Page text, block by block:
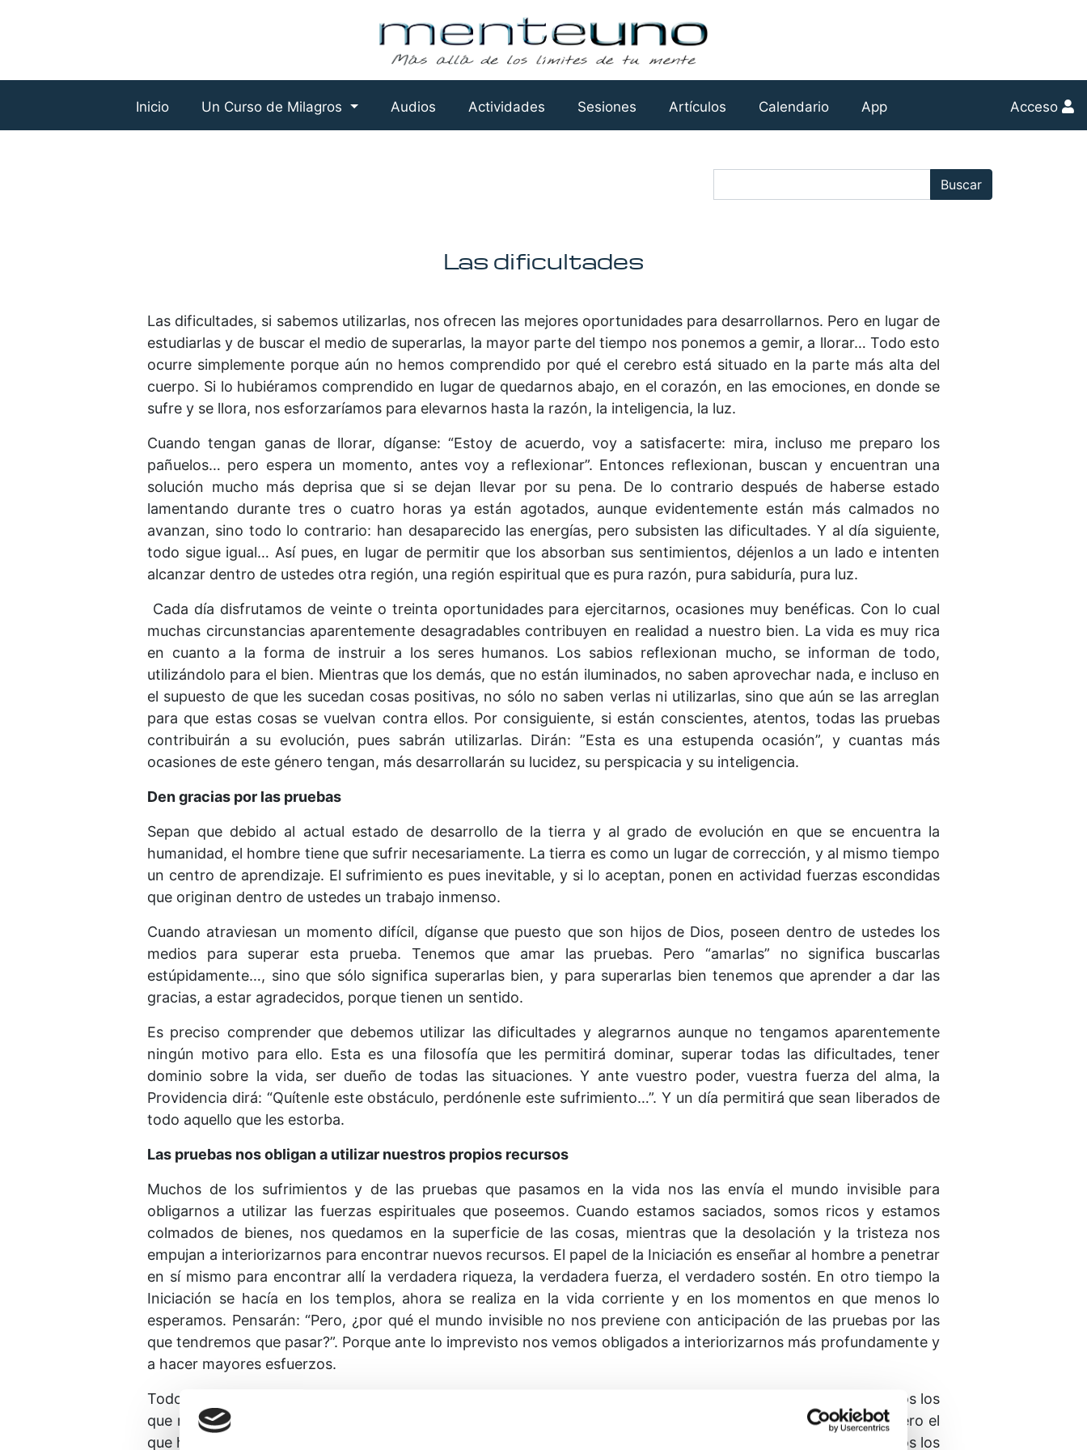
Inicio Un Curso de Milagros Audios Actividades Sesiones Artículos Calendario App Acceso
Buscar:
Buscar
Las dificultades
Las dificultades, si sabemos utilizarlas, nos ofrecen las mejores oportunidades para desarrollarnos. Pero en lugar de
estudiarlas y de buscar el medio de superarlas, la mayor parte del tiempo nos ponemos a gemir, a llorar… Todo esto
ocurre simplemente porque aún no hemos comprendido por qué el cerebro está situado en la parte más alta del
cuerpo. Si lo hubiéramos comprendido en lugar de quedarnos abajo, en el corazón, en las emociones, en donde se
sufre y se llora, nos esforzaríamos para elevarnos hasta la razón, la inteligencia, la luz.
Cuando tengan ganas de llorar, díganse: “Estoy de acuerdo, voy a satisfacerte: mira, incluso me preparo los
pañuelos… pero espera un momento, antes voy a reflexionar”. Entonces reflexionan, buscan y encuentran una
solución mucho más deprisa que si se dejan llevar por su pena. De lo contrario después de haberse estado
lamentando durante tres o cuatro horas ya están agotados, aunque evidentemente están más calmados no
avanzan, sino todo lo contrario: han desaparecido las energías, pero subsisten las dificultades. Y al día siguiente,
todo sigue igual… Así pues, en lugar de permitir que los absorban sus sentimientos, déjenlos a un lado e intenten
alcanzar dentro de ustedes otra región, una región espiritual que es pura razón, pura sabiduría, pura luz.
Cada día disfrutamos de veinte o treinta oportunidades para ejercitarnos, ocasiones muy benéficas. Con lo cual
muchas circunstancias aparentemente desagradables contribuyen en realidad a nuestro bien. La vida es muy rica
en cuanto a la forma de instruir a los seres humanos. Los sabios reflexionan mucho, se informan de todo,
utilizándolo para el bien. Mientras que los demás, que no están iluminados, no saben aprovechar nada, e incluso en
el supuesto de que les sucedan cosas positivas, no sólo no saben verlas ni utilizarlas, sino que aún se las arreglan
para que estas cosas se vuelvan contra ellos. Por consiguiente, si están conscientes, atentos, todas las pruebas
contribuirán a su evolución, pues sabrán utilizarlas. Dirán: ”Esta es una estupenda ocasión”, y cuantas más
ocasiones de este género tengan, más desarrollarán su lucidez, su perspicacia y su inteligencia.
Den gracias por las pruebas
Sepan que debido al actual estado de desarrollo de la tierra y al grado de evolución en que se encuentra la
humanidad, el hombre tiene que sufrir necesariamente. La tierra es como un lugar de corrección, y al mismo tiempo
un centro de aprendizaje. El sufrimiento es pues inevitable, y si lo aceptan, ponen en actividad fuerzas escondidas
que originan dentro de ustedes un trabajo inmenso.
Cuando atraviesan un momento difícil, díganse que puesto que son hijos de Dios, poseen dentro de ustedes los
medios para superar esta prueba. Tenemos que amar las pruebas. Pero “amarlas” no significa buscarlas
estúpidamente…, sino que sólo significa superarlas bien, y para superarlas bien tenemos que aprender a dar las
gracias, a estar agradecidos, porque tienen un sentido.
Es preciso comprender que debemos utilizar las dificultades y alegrarnos aunque no tengamos aparentemente
ningún motivo para ello. Esta es una filosofía que les permitirá dominar, superar todas las dificultades, tener
dominio sobre la vida, ser dueño de todas las situaciones. Y ante vuestro poder, vuestra fuerza del alma, la
Providencia dirá: “Quítenle este obstáculo, perdónenle este sufrimiento…”. Y un día permitirá que sean liberados de
todo aquello que les estorba.
Las pruebas nos obligan a utilizar nuestros propios recursos
Muchos de los sufrimientos y de las pruebas que pasamos en la vida nos las envía el mundo invisible para
obligarnos a utilizar las fuerzas espirituales que poseemos. Cuando estamos saciados, somos ricos y estamos
colmados de bienes, nos quedamos en la superficie de las cosas, mientras que la desolación y la tristeza nos
empujan a interiorizarnos para encontrar nuevos recursos. El papel de la Iniciación es enseñar al hombre a penetrar
en sí mismo para encontrar allí la verdadera riqueza, la verdadera fuerza, el verdadero sostén. En otro tiempo la
Iniciación se hacía en los templos, ahora se realiza en la vida corriente y en los momentos en que menos lo
esperamos. Pensarán: “Pero, ¿por qué el mundo invisible no nos previene con anticipación de las pruebas por las
que tendremos que pasar?”. Porque ante lo imprevisto nos vemos obligados a interiorizarnos más profundamente y
a hacer mayores esfuerzos.
Todos tendrán que atravesar pruebas, y es necesario que se alegren por ello, pues representan riquezas. Todos los
que no han sufrido son muy pobres, no tienen colores para pintar sus cuadros, simbólicamente hablando. Pero el
que ha sufrido puede utilizar todas las sensaciones que ha vivido para pintar cuadros. Los grandes genios, todos los